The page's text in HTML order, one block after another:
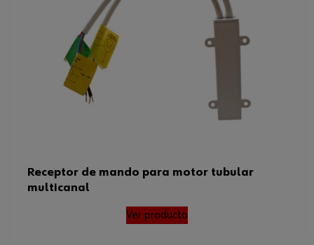
Receptor de mando para motor tubular
multicanal
Ver producto